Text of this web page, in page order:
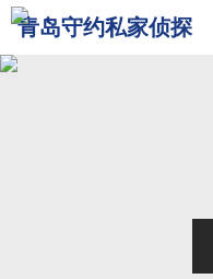
青岛守约私家侦探